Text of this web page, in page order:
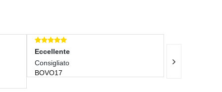
Eccellente
Consigliato
BOVO17
Velocissimi !!!! Tutto